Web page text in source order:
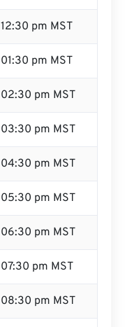
12:30 pm MST
01:30 pm MST
02:30 pm MST
03:30 pm MST
04:30 pm MST
05:30 pm MST
06:30 pm MST
07:30 pm MST
08:30 pm MST